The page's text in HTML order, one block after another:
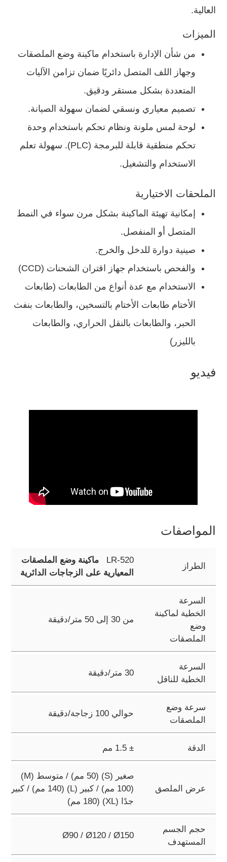
العالية.
الميزات
من شأن الإدارة باستخدام ماكينة وضع الملصقات
وجهاز اللف المتصل دائريًا ضمان تزامن الآليات
المتعددة بشكل مستقر ودقيق.
تصميم معياري ونسقي لضمان سهولة الصيانة.
لوحة لمس ملونة ونظام تحكم باستخدام وحدة
تحكم منطقية قابلة للبرمجة (PLC). سهولة تعلم
الاستخدام والتشغيل.
الملحقات الاختيارية
إمكانية تهيئة الماكينة بشكل مرن سواء في النمط
المتصل أو المنفصل.
صينية دوارة للدخل والخرج.
والفحص باستخدام جهاز اقتران الشحنات (CCD)
الاستخدام مع عدة أنواع من الطابعات (طابعات
الأختام طابعات الأختام بالتسخين، والطابعات بنفث
الحبر، والطابعات بالنقل الحراري، والطابعات
بالليزر)
فيديو
المواصفات
الطراز
LR-520
ماكينة وضع الملصقات
المعيارية على الزجاجات الدائرية
السرعة
الخطية لماكينة
وضع
الملصقات
من 30 إلى 50 متر/دقيقة
السرعة
الخطية للناقل
30 متر/دقيقة
سرعة وضع
الملصقات
حوالي 100 زجاجة/دقيقة
الدقة ± 1.5 مم
عرض الملصق
صغير (S) ‏(50 مم) / متوسط (M)
‏(100 مم) / كبير (L) ‏(140 مم) / كبير
جدًا (XL) ‏(180 مم)
حجم الجسم
المستهدف
Ø90 / Ø120 / Ø150